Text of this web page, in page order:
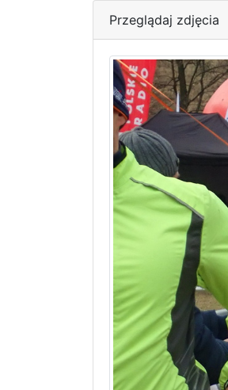
Przeglądaj zdjęcia